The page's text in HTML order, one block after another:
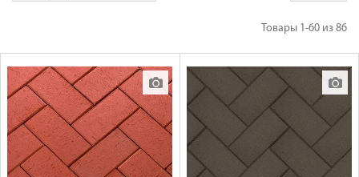
Товары 1-60 из 86